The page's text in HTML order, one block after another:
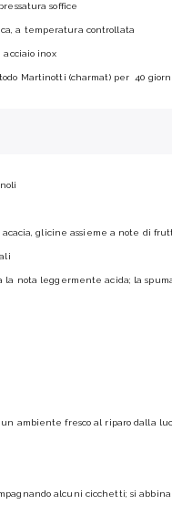
soffice
a temperatura controllata
inox
Martinotti (charmat) per 40 giorni
glicine assieme a note di
la nota leggermente acida; la
ambiente fresco al riparo dalla
alcuni cicchetti; si